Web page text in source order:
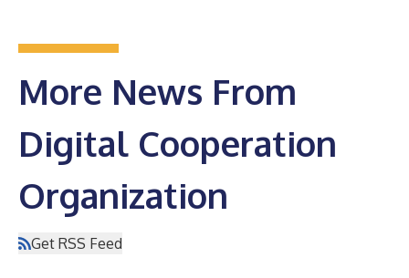
More News From
Digital Cooperation
Organization
Get RSS Feed